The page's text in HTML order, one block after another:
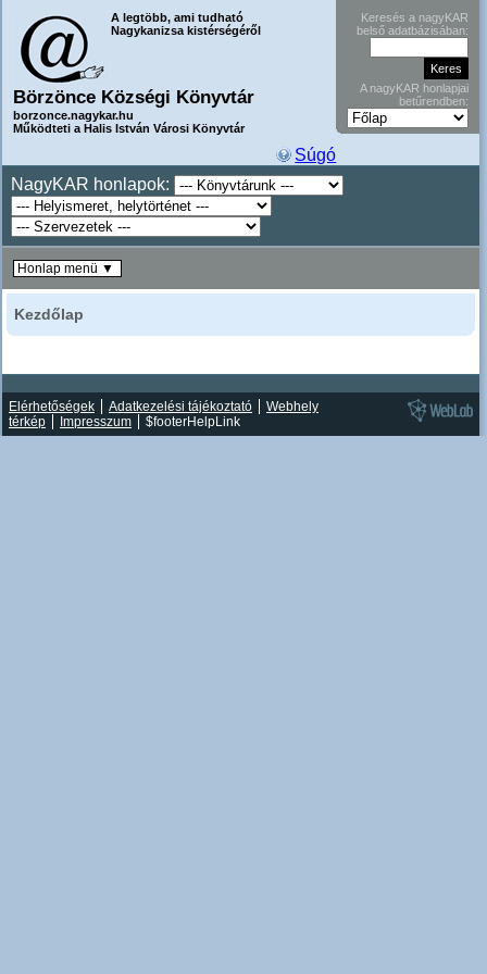
A legtöbb, ami tudható
Nagykanizsa kistérségéről
Börzönce Községi Könyvtár
borzonce.nagykar.hu
Működteti a Halis István Városi Könyvtár
Keresés a nagyKAR
belső adatbázisában:
A nagyKAR honlapjai
betűrendben:
Súgó
NagyKAR honlapok:
Kezdőlap
Honlap menü ▼
Elérhetőségek Adatkezelési tájékoztató
Webhely
térkép
Impresszum $footerHelpLink